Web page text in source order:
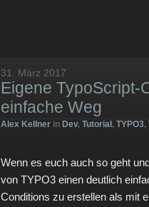
31. März 2017
Eigene TypoScript-
einfache Weg
Alex Kellner in Dev, Tutorial , TYPO3,
Wenn es euch auch so geht
von TYPO3 einen deutlich
Conditions zu erstellen als mit